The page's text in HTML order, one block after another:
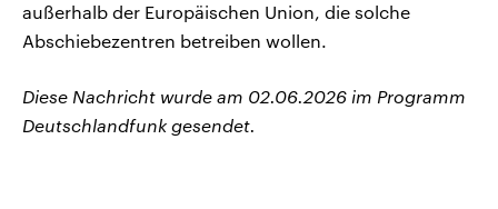
außerhalb der Europäischen Union, die solche
Abschiebezentren betreiben wollen.
Diese Nachricht wurde am 02.06.2026 im Programm
Deutschlandfunk gesendet.